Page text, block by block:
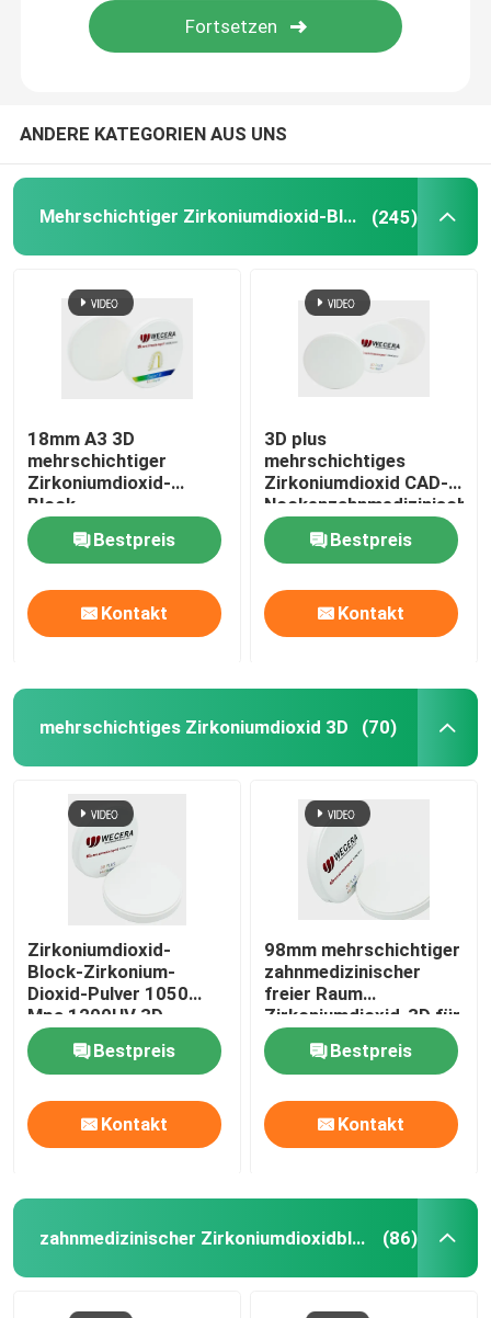
ANDERE KATEGORIEN AUS UNS
Mehrschichtiger Zirkoniumdioxid-Block (245)
18mm A3 3D
mehrschichtiger
Zirkoniumdioxid-
Block-
zahnmedizinische 8
Schichten mit Stärke
1200Mpa
Bestpreis
Kontakt
3D plus
mehrschichtiges
Zirkoniumdioxid CAD-
Nockenzahnmedizinisches
Prägematerial 43% -
57% Durchsichtigkeit
Bestpreis
Kontakt
mehrschichtiges Zirkoniumdioxid 3D (70)
Zirkoniumdioxid-
Block-Zirkonium-
Dioxid-Pulver 1050
Mpa 1200HV 3D
mehrschichtiges
Bestpreis
Kontakt
98mm mehrschichtiger
zahnmedizinischer
freier Raum
Zirkoniumdioxid-3D für
zahnmedizinisches
Laborprägemitte
Bestpreis
Kontakt
zahnmedizinischer Zirkoniumdioxidblock (86)